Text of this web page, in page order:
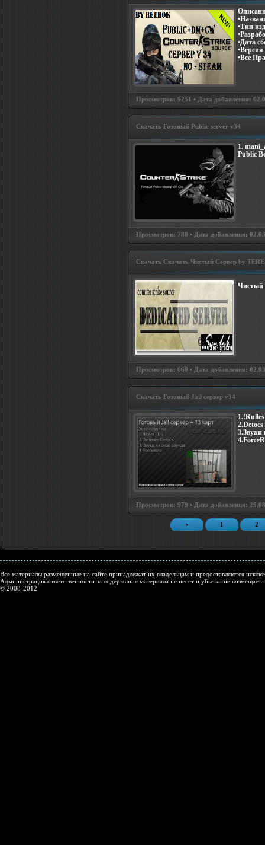
•Тип
•Дата
•Версия
•Все
Просмотров: 9251 • Дата добавления:
Скачать Готовый Public server v34
1.
Public
Просмотров: 780 • Дата добавления:
Скачать Скачать Чистый Сервер by
Чистый
Просмотров: 660 • Дата добавления:
Скачать Готовый Jail сервер v34
3.Звуки
Просмотров: 979 • Дата добавления:
« 1 2
Все материалы размещенные на сайте принадлежат их владельцам и предоставляются
Администрация ответственности за содержание материала не несет и убытки не возмещает.
© 2008-2012